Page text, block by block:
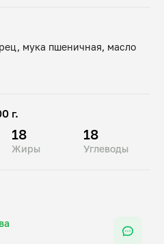
мука пшеничная, масло
г.
18
Жиры
18
Углеводы